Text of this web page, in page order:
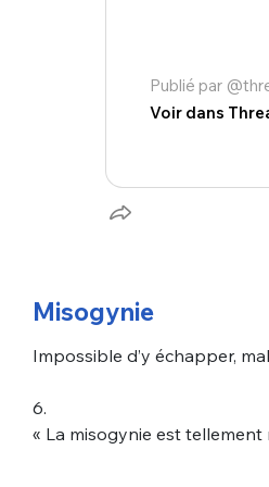
Publié par
Voir dans
Misogynie
Impossible d’y échapper,
6.
« La misogynie est tellement